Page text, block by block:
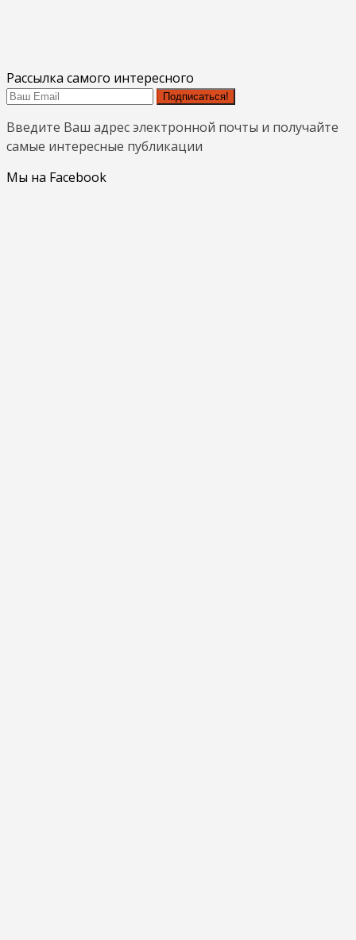
Рассылка самого интересного
Подписаться!
Введите Ваш адрес электронной почты и получайте
самые интересные публикации
Мы на Facebook